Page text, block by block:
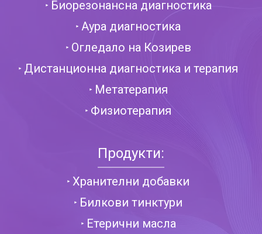
Биорезонансна диагностика
Аура диагностика
Огледало на Козирев
Дистанционна диагностика и терапия
Метатерапия
Физиотерапия
Продукти:
Хранителни добавки
Билкови тинктури
Етерични масла